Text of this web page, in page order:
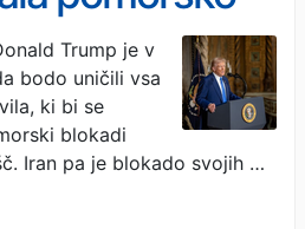
Trump je v
bodo uničili vsa
ki bi se
blokadi
Iran pa je blokado svojih …